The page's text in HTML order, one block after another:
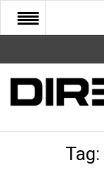
START
COMUNITATE
CULTURATag: